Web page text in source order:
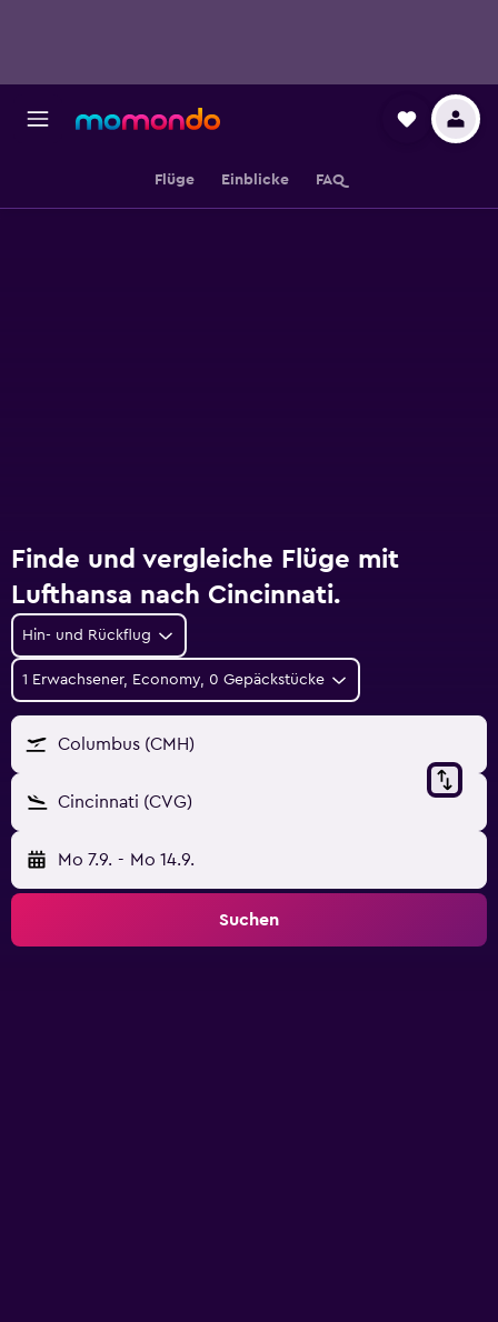
Flüge Einblicke FAQ
Finde und vergleiche Flüge mit
Lufthansa nach Cincinnati.
Hin- und Rückflug
1 Erwachsener, Economy, 0 Gepäckstücke
Columbus (CMH)
Cincinnati (CVG)
Mo 7.9. - Mo 14.9.
Suchen